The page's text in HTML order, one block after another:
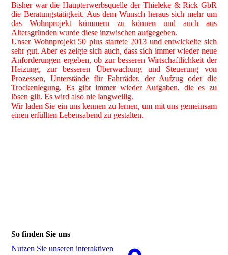
Bisher war die Haupterwerbsquelle der Thieleke & Rick GbR
die Beratungstätigkeit. Aus dem Wunsch heraus sich mehr um
das Wohnprojekt kümmern zu können und auch aus
Altersgründen wurde diese inzwischen aufgegeben.
Unser Wohnprojekt 50 plus startete 2013 und entwickelte sich
sehr gut. Aber es zeigte sich auch, dass sich immer wieder neue
Anforderungen ergeben, ob zur besseren Wirtschaftlichkeit der
Heizung, zur besseren Überwachung und Steuerung von
Prozessen, Unterstände für Fahrräder, der Aufzug oder die
Trockenlegung. Es gibt immer wieder Aufgaben, die es zu
lösen gilt. Es wird also nie langweilig.
Wir laden Sie ein uns kennen zu lernen, um mit uns gemeinsam
einen erfüllten Lebensabend zu gestalten.
So finden Sie uns
Nutzen Sie unseren interaktiven